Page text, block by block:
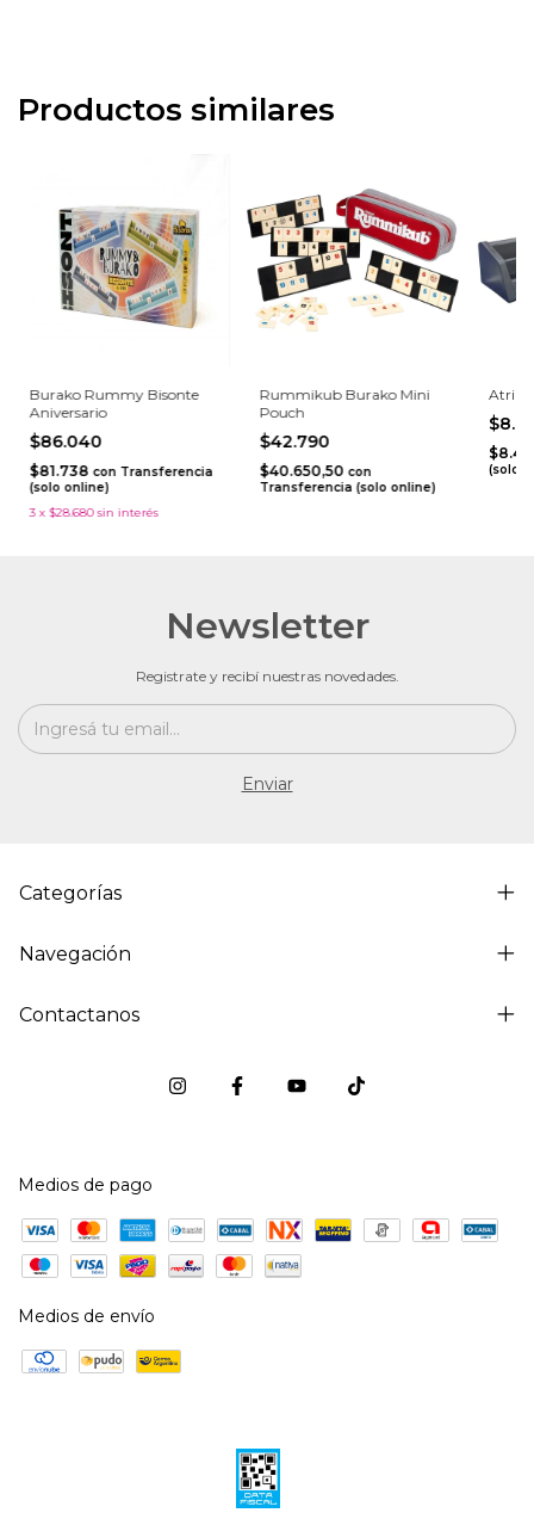
Productos similares
Burako Rummy Bisonte
Aniversario
$86.040
$81.738 con Transferencia
(solo online)
3 x $28.680 sin interés
Rummikub Burako Mini
Pouch
$42.790
$40.650,50 con
Transferencia (solo online)
Atril
(solo
Newsletter
Registrate y recibí nuestras novedades.
Categorías
Navegación
Contactanos
Medios de pago
Medios de envío